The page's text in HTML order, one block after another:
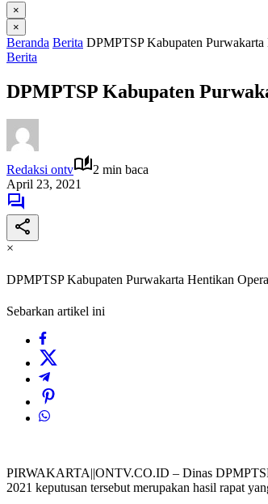
×
×
Beranda Berita DPMPTSP Kabupaten
Berita
DPMPTSP Kabupaten
Redaksi ontv
2 min baca
April 23, 2021
×
DPMPTSP Kabupaten Purwakarta Hentikan
Sebarkan artikel ini
PIRWAKARTA||ONTV.CO.ID – Dinas
2021 keputusan tersebut merupakan hasil rapat